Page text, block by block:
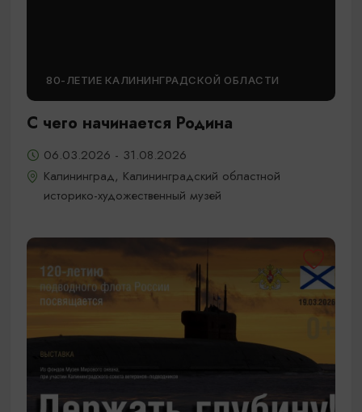
80-ЛЕТИЕ КАЛИНИНГРАДСКОЙ ОБЛАСТИ
С чего начинается Родина
06.03.2026 - 31.08.2026
Калининград, Калининградский областной
историко-художественный музей